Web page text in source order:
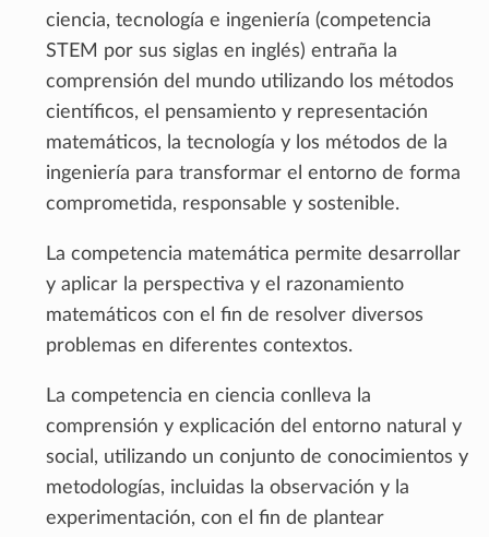
ciencia, tecnología e ingeniería (competencia
STEM por sus siglas en inglés) entraña la
comprensión del mundo utilizando los métodos
científicos, el pensamiento y representación
matemáticos, la tecnología y los métodos de la
ingeniería para transformar el entorno de forma
comprometida, responsable y sostenible.
La competencia matemática permite desarrollar
y aplicar la perspectiva y el razonamiento
matemáticos con el fin de resolver diversos
problemas en diferentes contextos.
La competencia en ciencia conlleva la
comprensión y explicación del entorno natural y
social, utilizando un conjunto de conocimientos y
metodologías, incluidas la observación y la
experimentación, con el fin de plantear